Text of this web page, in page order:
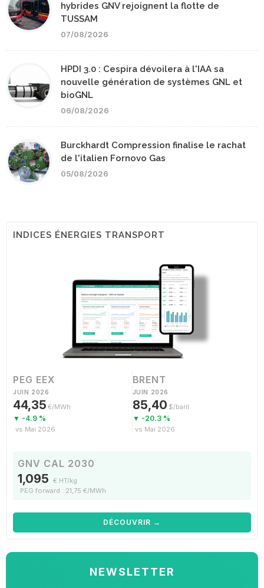
hybrides GNV rejoignent la flotte de
TUSSAM
07/08/2026
HPDI 3.0 : Cespira dévoilera à l'IAA sa
nouvelle génération de systèmes GNL et
bioGNL
06/08/2026
Burckhardt Compression finalise le rachat
de l'italien Fornovo Gas
05/08/2026
INDICES ÉNERGIES TRANSPORT
PEG EEX
JUIN 2026
44,35 €/MWh
▼ -4.9 %
vs Mai 2026
BRENT
JUIN 2026
85,40 $/baril
▼ -20.3 %
vs Mai 2026
GNV CAL 2030
1,095 € HT/kg
PEG forward : 21,75 €/MWh
DÉCOUVRIR →
NEWSLETTER